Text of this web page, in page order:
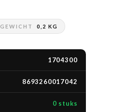
GEWICHT 0,2 KG
1704300
8693260017042
0 stuks